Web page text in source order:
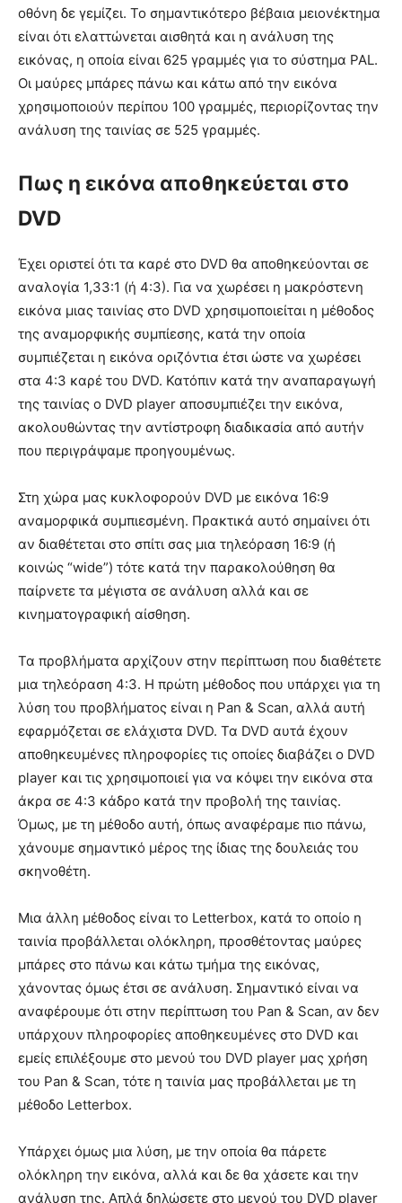
οθόνη δε γεμίζει. Το σημαντικότερο βέβαια μειονέκτημα
είναι ότι ελαττώνεται αισθητά και η ανάλυση της
εικόνας, η οποία είναι 625 γραμμές για το σύστημα PAL.
Οι μαύρες μπάρες πάνω και κάτω από την εικόνα
χρησιμοποιούν περίπου 100 γραμμές, περιορίζοντας την
ανάλυση της ταινίας σε 525 γραμμές.
Πως η εικόνα αποθηκεύεται στο
DVD
Έχει οριστεί ότι τα καρέ στο DVD θα αποθηκεύονται σε
αναλογία 1,33:1 (ή 4:3). Για να χωρέσει η μακρόστενη
εικόνα μιας ταινίας στο DVD χρησιμοποιείται η μέθοδος
της αναμορφικής συμπίεσης, κατά την οποία
συμπιέζεται η εικόνα οριζόντια έτσι ώστε να χωρέσει
στα 4:3 καρέ του DVD. Κατόπιν κατά την αναπαραγωγή
της ταινίας ο DVD player αποσυμπιέζει την εικόνα,
ακολουθώντας την αντίστροφη διαδικασία από αυτήν
που περιγράψαμε προηγουμένως.
Στη χώρα μας κυκλοφορούν DVD με εικόνα 16:9
αναμορφικά συμπιεσμένη. Πρακτικά αυτό σημαίνει ότι
αν διαθέτεται στο σπίτι σας μια τηλεόραση 16:9 (ή
κοινώς “wide”) τότε κατά την παρακολούθηση θα
παίρνετε τα μέγιστα σε ανάλυση αλλά και σε
κινηματογραφική αίσθηση.
Τα προβλήματα αρχίζουν στην περίπτωση που διαθέτετε
μια τηλεόραση 4:3. Η πρώτη μέθοδος που υπάρχει για τη
λύση του προβλήματος είναι η Pan & Scan, αλλά αυτή
εφαρμόζεται σε ελάχιστα DVD. Τα DVD αυτά έχουν
αποθηκευμένες πληροφορίες τις οποίες διαβάζει ο DVD
player και τις χρησιμοποιεί για να κόψει την εικόνα στα
άκρα σε 4:3 κάδρο κατά την προβολή της ταινίας.
Όμως, με τη μέθοδο αυτή, όπως αναφέραμε πιο πάνω,
χάνουμε σημαντικό μέρος της ίδιας της δουλειάς του
σκηνοθέτη.
Μια άλλη μέθοδος είναι το Letterbox, κατά το οποίο η
ταινία προβάλλεται ολόκληρη, προσθέτοντας μαύρες
μπάρες στο πάνω και κάτω τμήμα της εικόνας,
χάνοντας όμως έτσι σε ανάλυση. Σημαντικό είναι να
αναφέρουμε ότι στην περίπτωση του Pan & Scan, αν δεν
υπάρχουν πληροφορίες αποθηκευμένες στο DVD και
εμείς επιλέξουμε στο μενού του DVD player μας χρήση
του Pan & Scan, τότε η ταινία μας προβάλλεται με τη
μέθοδο Letterbox.
Υπάρχει όμως μια λύση, με την οποία θα πάρετε
ολόκληρη την εικόνα, αλλά και δε θα χάσετε και την
ανάλυση της. Απλά δηλώσετε στο μενού του DVD player